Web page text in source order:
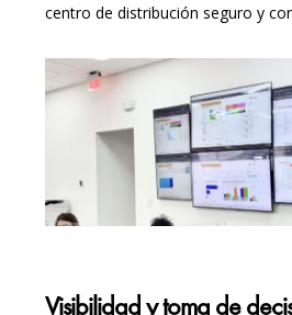
centro de distribución seguro y
Visibilidad y toma de